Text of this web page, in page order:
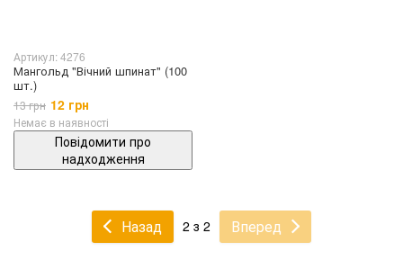
Артикул: 4276
Мангольд "Вічний шпинат" (100
шт.)
13 грн 12 грн
Немає в наявності
Повідомити про
надходження
Назад 2 з 2 Вперед